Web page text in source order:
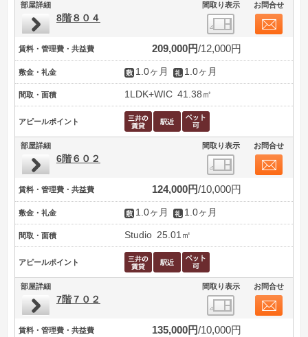
部屋詳細 間取り表示 お問合せ
8階８０４
賃料・管理費・共益費 209,000円 12,000円
敷金・礼金 1.0ヶ月 1.0ヶ月
間取・面積 1LDK+WIC 41.38㎡
アピールポイント
部屋詳細 間取り表示 お問合せ
6階６０２
賃料・管理費・共益費 124,000円 10,000円
敷金・礼金 1.0ヶ月 1.0ヶ月
間取・面積 Studio 25.01㎡
アピールポイント
部屋詳細 間取り表示 お問合せ
7階７０２
賃料・管理費・共益費 135,000円 10,000円